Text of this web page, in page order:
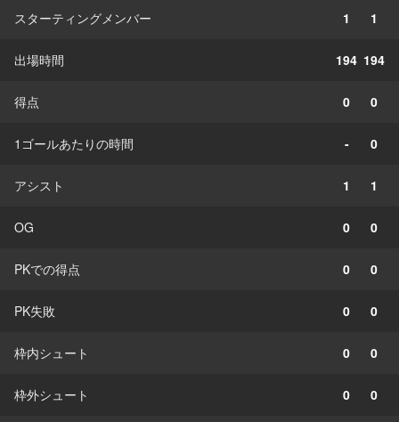
スターティングメンバー 1 1
出場時間 194 194
得点 0 0
1ゴールあたりの時間 - 0
アシスト 1 1
OG 0 0
PKでの得点 0 0
PK失敗 0 0
枠内シュート 0 0
枠外シュート 0 0